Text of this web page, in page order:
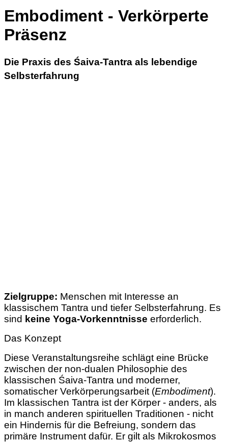
Embodiment - Verkörperte
Präsenz
Die Praxis des Śaiva-Tantra als lebendige
Selbsterfahrung
Zielgruppe: Menschen mit Interesse an
klassischem Tantra und tiefer Selbsterfahrung. Es
sind keine Yoga-Vorkenntnisse erforderlich.
Das Konzept
Diese Veranstaltungsreihe schlägt eine Brücke
zwischen der non-dualen Philosophie des
klassischen Śaiva-Tantra und moderner,
somatischer Verkörperungsarbeit (Embodiment).
Im klassischen Tantra ist der Körper - anders, als
in manch anderen spirituellen Traditionen - nicht
ein Hindernis für die Befreiung, sondern das
primäre Instrument dafür. Er gilt als Mikrokosmos